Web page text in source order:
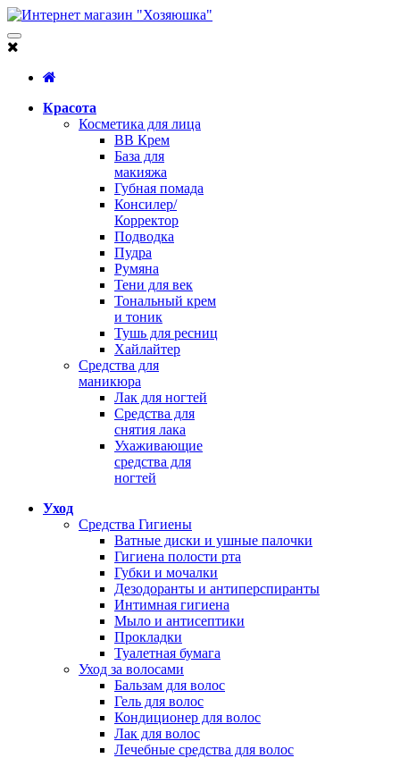
Красота
Косметика для лица
BB Крем
База для
макияжа
Губная помада
Консилер/
Корректор
Подводка
Пудра
Румяна
Тени для век
Тональный крем
и тоник
Тушь для ресниц
Хайлайтер
Средства для
маникюра
Лак для ногтей
Средства для
снятия лака
Ухаживающие
средства для
ногтей
Уход
Средства Гигиены
Ватные диски и ушные палочки
Гигиена полости рта
Губки и мочалки
Дезодоранты и антиперспиранты
Интимная гигиена
Мыло и антисептики
Прокладки
Туалетная бумага
Уход за волосами
Бальзам для волос
Гель для волос
Кондиционер для волос
Лак для волос
Лечебные средства для волос